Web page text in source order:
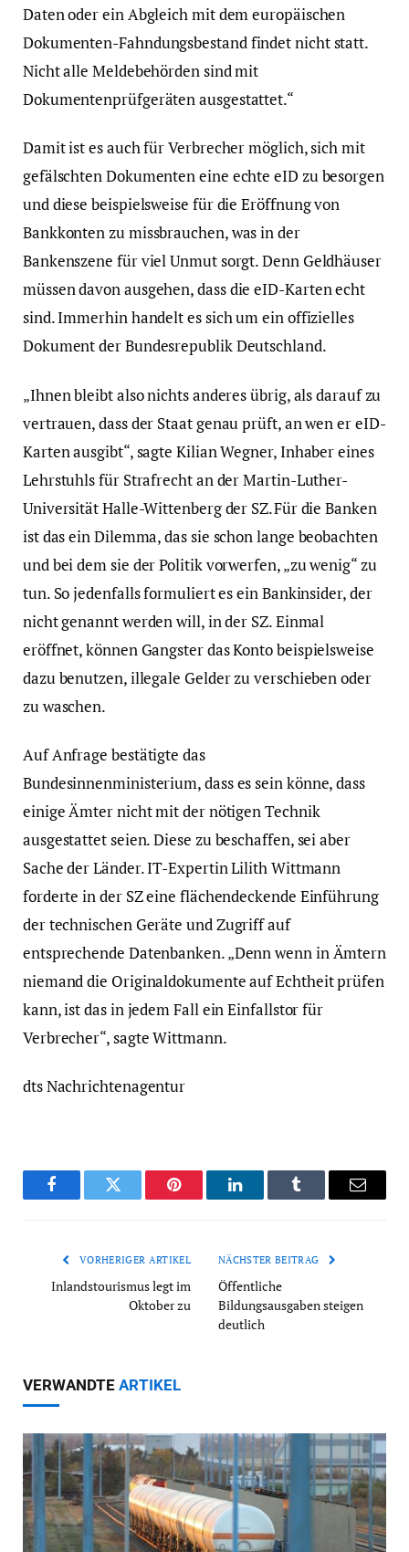
Daten oder ein Abgleich mit dem europäischen
Dokumenten-Fahndungsbestand findet nicht statt.
Nicht alle Meldebehörden sind mit
Dokumentenprüfgeräten ausgestattet.“
Damit ist es auch für Verbrecher möglich, sich mit
gefälschten Dokumenten eine echte eID zu besorgen
und diese beispielsweise für die Eröffnung von
Bankkonten zu missbrauchen, was in der
Bankenszene für viel Unmut sorgt. Denn Geldhäuser
müssen davon ausgehen, dass die eID-Karten echt
sind. Immerhin handelt es sich um ein offizielles
Dokument der Bundesrepublik Deutschland.
„Ihnen bleibt also nichts anderes übrig, als darauf zu
vertrauen, dass der Staat genau prüft, an wen er eID-
Karten ausgibt“, sagte Kilian Wegner, Inhaber eines
Lehrstuhls für Strafrecht an der Martin-Luther-
Universität Halle-Wittenberg der SZ. Für die Banken
ist das ein Dilemma, das sie schon lange beobachten
und bei dem sie der Politik vorwerfen, „zu wenig“ zu
tun. So jedenfalls formuliert es ein Bankinsider, der
nicht genannt werden will, in der SZ. Einmal
eröffnet, können Gangster das Konto beispielsweise
dazu benutzen, illegale Gelder zu verschieben oder
zu waschen.
Auf Anfrage bestätigte das
Bundesinnenministerium, dass es sein könne, dass
einige Ämter nicht mit der nötigen Technik
ausgestattet seien. Diese zu beschaffen, sei aber
Sache der Länder. IT-Expertin Lilith Wittmann
forderte in der SZ eine flächendeckende Einführung
der technischen Geräte und Zugriff auf
entsprechende Datenbanken. „Denn wenn in Ämtern
niemand die Originaldokumente auf Echtheit prüfen
kann, ist das in jedem Fall ein Einfallstor für
Verbrecher“, sagte Wittmann.
dts Nachrichtenagentur
FacebookTwitter Pinterest LinkedInTumblr Email
VORHERIGER ARTIKEL
Inlandstourismus legt im
Oktober zu
NÄCHSTER BEITRAG
Öffentliche
Bildungsausgaben steigen
deutlich
VERWANDTE ARTIKEL